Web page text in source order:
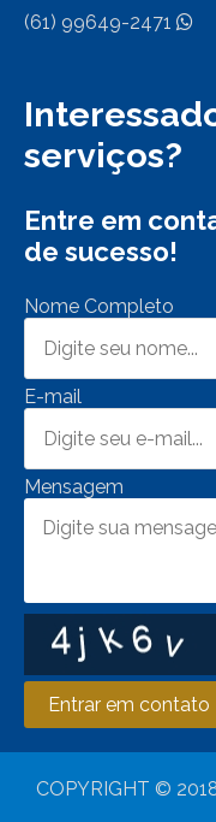
(61) 99649-2471
serviços?
Entre em
de sucesso!
Nome Completo
E-mail
Mensagem
Entrar em contato
COPYRIGHT ©